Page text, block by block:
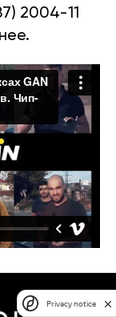
2004-11
Privacy notice